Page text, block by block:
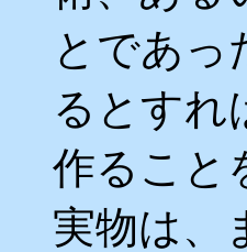
とであっ
るとすれ
作ること
実物は、